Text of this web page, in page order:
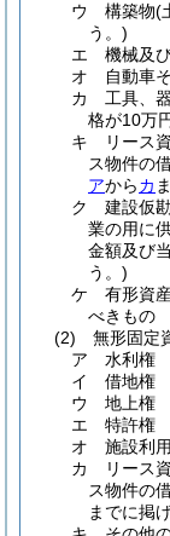
ウ
構築物(
う。)
エ
機械及
オ
自動車
カ
工具、
格が10万
キ
リース
ス物件の
アからカ
ク
建設仮
業の用に
金額及び
う。)
ケ
有形資
べきもの
(2)
無形固定
ア
水利権
イ
借地権
ウ
地上権
エ
特許権
オ
施設利
カ
リース
ス物件の
までに掲